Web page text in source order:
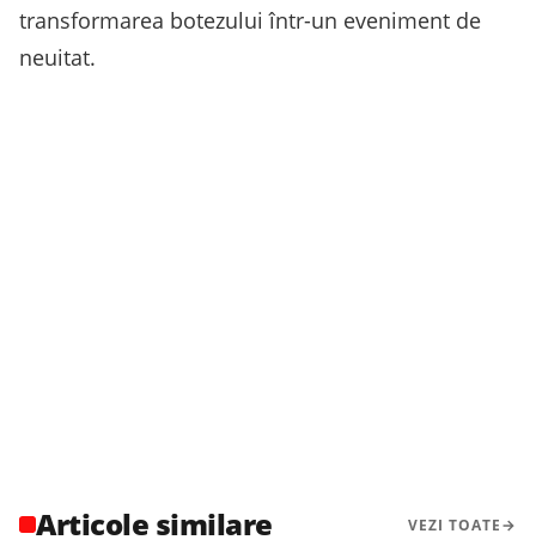
transformarea botezului într-un eveniment de
neuitat.
Articole similare VEZI TOATE